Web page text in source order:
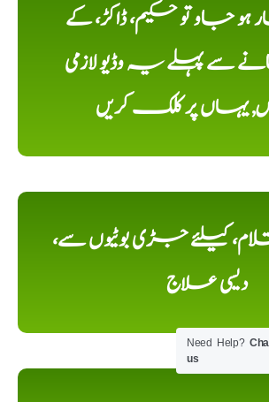
جاو تو حکیم، ڈاکڑ، کے
پہلے یہ وڈیو لازمی
یہاں پر کلک کریں
کیلئے جڑی بوٹیوں سے،
دیسی علاج
Need Help?
us